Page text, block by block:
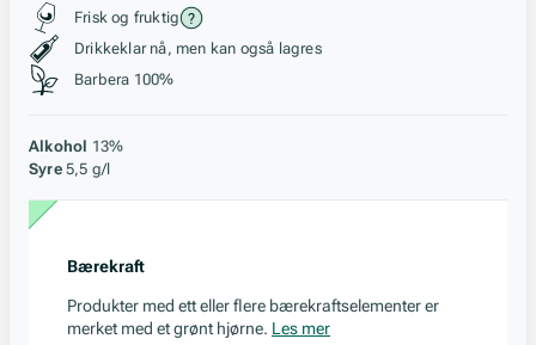
Stil, lagring og råstoff
Frisk og fruktig
Drikkeklar nå, men kan også lagres
Barbera 100%
Alkohol 13%
Syre 5,5 g/l
Bærekraft
Produkter med ett eller flere bærekraftselementer er
merket med et grønt hjørne. Les mer